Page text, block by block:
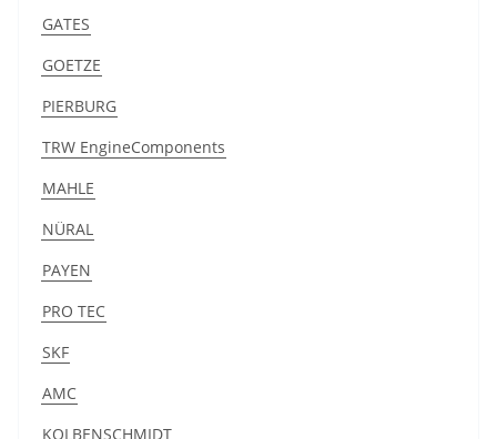
GATES
GOETZE
PIERBURG
TRW EngineComponents
MAHLE
NÜRAL
PAYEN
PRO TEC
SKF
AMC
KOLBENSCHMIDT